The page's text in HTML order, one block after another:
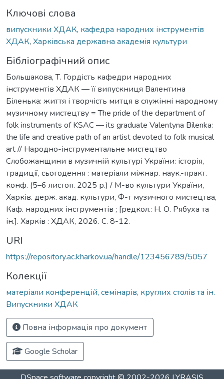
Ключові слова
випускники ХДАК, кафедра народних інструментів
ХДАК, Харківська державна академія культури
Бібліографічний опис
Большакова, Т. Гордість кафедри народних
інструментів ХДАК — її випускниця Валентина
Біленька: життя і творчість митця в служінні народному
музичному мистецтву = The pride of the department of
folk instruments of KSAC — its graduate Valentyna Bilenka:
the life and creative path of an artist devoted to folk musical
art // Народно-інструментальне мистецтво
Слобожанщини в музичній культурі України: історія,
традиції, сьогодення : матеріали міжнар. наук.-практ.
конф. (5–6 листоп. 2025 р.) / М-во культури України,
Харків. держ. акад. культури, Ф-т музичного мистецтва,
Каф. народних інструментів ; [редкол.: Н. О. Рябуха та
ін.]. Харків : ХДАК, 2026. С. 8-12.
URI
https://repository.ac.kharkov.ua/handle/123456789/5057
Колекції
матеріали конференцій, семінарів, круглих столів та ін.
Випускники ХДАК
Повна інформація про документ
Google Scholar